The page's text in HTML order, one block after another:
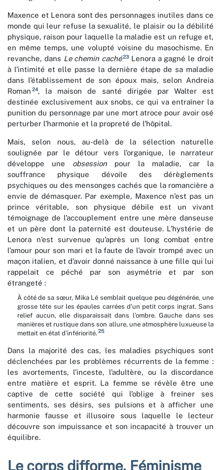
Maxence et Lenora sont des personnages inutiles dans ce
monde qui leur refuse la sexualité, le plaisir ou la débilité
physique, raison pour laquelle la maladie est un refuge et,
en même temps, une volupté voisine du masochisme. En
revanche, dans Le chemin caché23Lenora a gagné le droit
à l’intimité et elle passe la dernière étape de sa maladie
dans l’établissement de son époux mais, selon Andreia
Roman 24, la maison de santé dirigée par Walter est
destinée exclusivement aux snobs, ce qui va entraîner la
punition du personnage par une mort atroce pour avoir osé
perturber l’harmonie et la propreté de l’hôpital.
Mais, selon nous, au-delà de la sélection naturelle
soulignée par le détour vers l’organique, le narrateur
développe une obsession pour la maladie, car la
souffrance physique dévoile des dérèglements
psychiques ou des mensonges cachés que la romancière a
envie de démasquer. Par exemple, Maxence n’est pas un
prince véritable, son physique débile est un vivant
témoignage de l’accouplement entre une mère danseuse
et un père dont la paternité est douteuse. L’hystérie de
Lenora n’est survenue qu’après un long combat entre
l’amour pour son mari et la faute de l’avoir trompé avec un
maçon italien, et d’avoir donné naissance à une fille qui lui
rappelait ce péché par son asymétrie et par son
étrangeté :
À côté de sa sœur, Mika Lé semblait quelque peu dégénérée, une
grosse tête sur les épaules carrées d’un petit corps ingrat. Sans
relief aucun, elle disparaissait dans l’ombre. Gauche dans ses
manières et rustique dans son allure, une atmosphère luxueuse la
mettait en état d’infériorité.25
Dans la majorité des cas, les maladies psychiques sont
déclenchées par les problèmes récurrents de la femme :
les avortements, l’inceste, l’adultère, ou la discordance
entre matière et esprit. La femme se révèle être une
captive de cette société qui l’oblige à freiner ses
sentiments, ses désirs, ses pulsions et à afficher une
harmonie fausse et illusoire sous laquelle le lecteur
découvre son impuissance et son incapacité à trouver un
équilibre.
Le corps difforme. Féminisme